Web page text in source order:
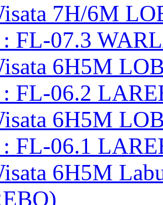
7H/6M
FL-07.3
6H5M
FL-06.2
6H5M
FL-06.1
6H5M